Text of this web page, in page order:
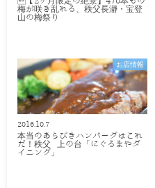
梅が咲き乱れる、秩父長瀞・宝登
山の梅祭り
お店情報
2016.10.7
本当のあらびきハンバーグはこれ
だ！秩父 上の台「にぐるまやダ
イニング」